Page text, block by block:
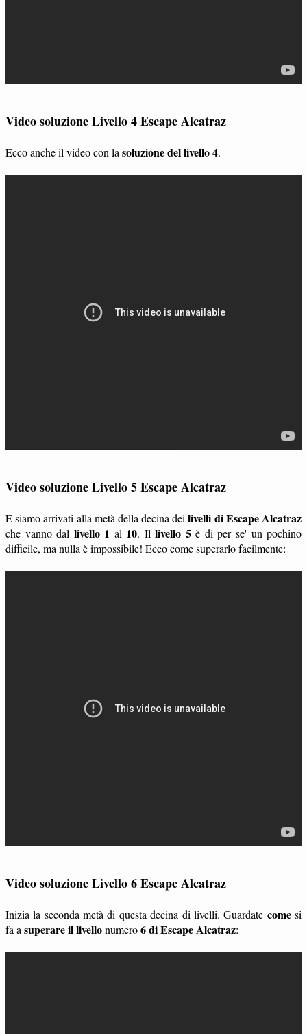
Video soluzione Livello 4 Escape Alcatraz
Ecco anche il video con la soluzione del livello 4.
Video soluzione Livello 5 Escape Alcatraz
E siamo arrivati alla metà della decina deilivelli di Escape Alcatraz
che vanno dal livello 1 al 10. Illivello 5è di per se' un pochino
difficile, ma nulla è impossibile! Ecco come superarlo facilmente:
Video soluzione Livello 6 Escape Alcatraz
Inizia la seconda metà di questa decina di livelli. Guardate comesi
fa a superare il livellonumero6 di Escape Alcatraz: